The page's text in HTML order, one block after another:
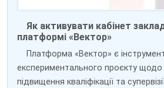
Як активувати кабінет
платформі «Вектор»
Платформа «Вектор» є
експериментального проєкту щодо
підвищення кваліфікації та